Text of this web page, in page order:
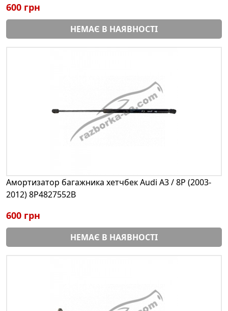
600 грн
НЕМАЄ В НАЯВНОСТІ
Амортизатор багажника хетчбек Audi A3 / 8P (2003-
2012) 8P4827552B
600 грн
НЕМАЄ В НАЯВНОСТІ